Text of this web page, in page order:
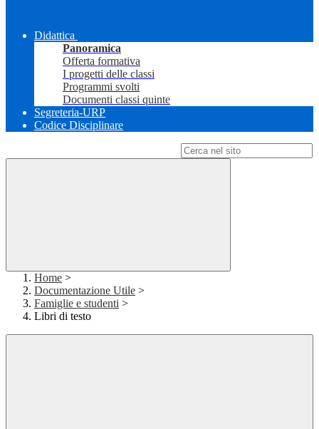
Didattica
Panoramica
Offerta formativa
I progetti delle classi
Programmi svolti
Documenti classi quinte
Segreteria-URP
Codice Disciplinare
Home >
Documentazione Utile >
Famiglie e studenti >
Libri di testo